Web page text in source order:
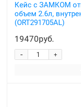
Кейс с ЗАМКОМ
объем 2.6л,
(ORT291705AL)
19470руб.
+
-